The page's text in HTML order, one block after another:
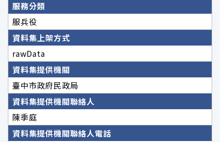
服務分類
服兵役
資料集上架方式
rawData
資料集提供機關
臺中市政府民政局
資料集提供機關聯絡人
陳季庭
資料集提供機關聯絡人電話